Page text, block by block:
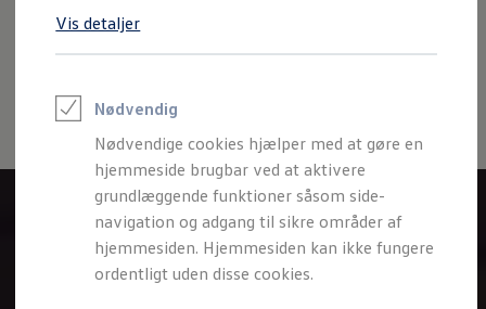
Vis detaljer
Nødvendig
Nødvendige cookies hjælper med at gøre en
hjemmeside brugbar ved at aktivere
grundlæggende funktioner såsom side-
navigation og adgang til sikre områder af
hjemmesiden. Hjemmesiden kan ikke fungere
ordentligt uden disse cookies.
Udregn din rækkevidde
Lær din ID. at kende
Varmepumpe
Energieffektivitet
Teaser Battery Regulation
Software og konnektivitet
ID. Software 6.0
ID.- softwareversioner og opdateringer
Grænseflader til din ID.
Køb og leasing
Lagerbiler til hurtig levering
Oplysninger om tilgængelighed